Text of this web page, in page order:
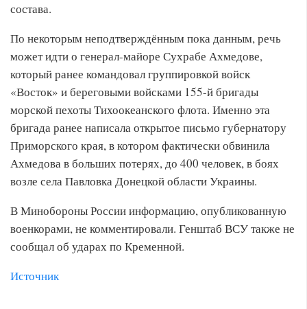
состава.
По некоторым неподтверждённым пока данным, речь
может идти о генерал-майоре Сухрабе Ахмедове,
который ранее командовал группировкой войск
«Восток» и береговыми войсками 155-й бригады
морской пехоты Тихоокеанского флота. Именно эта
бригада ранее написала открытое письмо губернатору
Приморского края, в котором фактически обвинила
Ахмедова в больших потерях, до 400 человек, в боях
возле села Павловка Донецкой области Украины.
В Минобороны России информацию, опубликованную
военкорами, не комментировали. Генштаб ВСУ также не
сообщал об ударах по Кременной.
Источник